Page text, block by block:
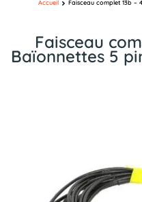
Faisceau
Baïonnettes 5
Accueil Faisceau complet 13b –